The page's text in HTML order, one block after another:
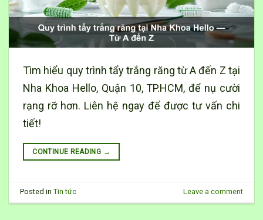
Tìm hiểu quy trình tẩy trắng răng từ A đến Z tại
Nha Khoa Hello, Quận 10, TP.HCM, để nụ cười
rạng rỡ hơn. Liên hệ ngay để được tư vấn chi
tiết!
CONTINUE READING →
Posted inTin tức Leave a comment